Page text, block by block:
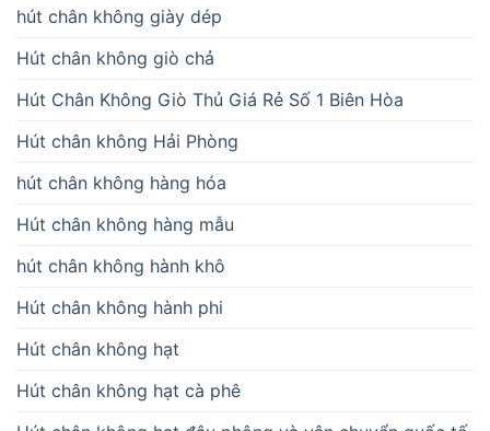
hút chân không giày dép
Hút chân không giò chả
Hút Chân Không Giò Thủ Giá Rẻ Số 1 Biên Hòa
Hút chân không Hải Phòng
hút chân không hàng hóa
Hút chân không hàng mẫu
hút chân không hành khô
Hút chân không hành phi
Hút chân không hạt
Hút chân không hạt cà phê